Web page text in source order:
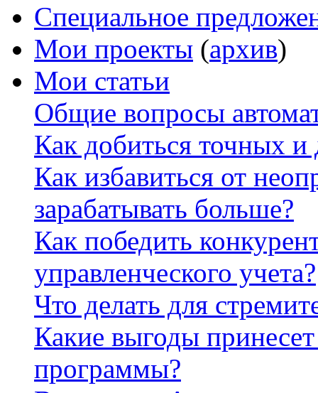
Специальное
Мои проекты (архив)
Мои статьи
Общие вопросы
Как добиться точных
Как избавиться от
зарабатывать больше?
Как победить
управленческого учета?
Что делать для
Какие выгоды
программы?